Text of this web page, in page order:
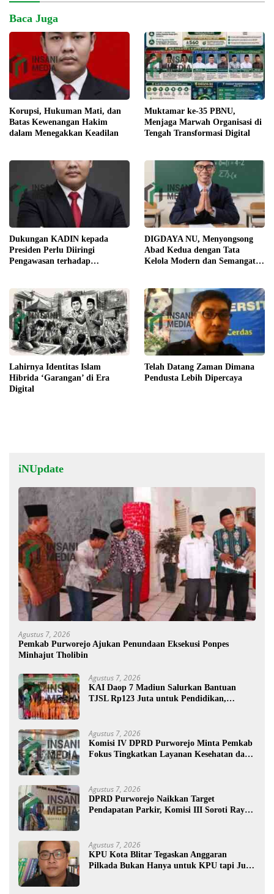
Baca Juga
Korupsi, Hukuman Mati, dan
Batas Kewenangan Hakim
dalam Menegakkan Keadilan
Muktamar ke-35 PBNU,
Menjaga Marwah Organisasi di
Tengah Transformasi Digital
Dukungan KADIN kepada
Presiden Perlu Diiringi
Pengawasan terhadap
DIGDAYA NU, Menyongsong
Abad Kedua dengan Tata
Kelola Modern dan Semangat
Lahirnya Identitas Islam
Hibrida ‘Garangan’ di Era
Digital
Telah Datang Zaman Dimana
Pendusta Lebih Dipercaya
iNUpdate
Agustus 7, 2026
Pemkab Purworejo Ajukan Penundaan Eksekusi Ponpes
Minhajut Tholibin
Agustus 7, 2026
KAI Daop 7 Madiun Salurkan Bantuan
TJSL Rp123 Juta untuk Pendidikan,
Agustus 7, 2026
Komisi IV DPRD Purworejo Minta Pemkab
Fokus Tingkatkan Layanan Kesehatan dan
Agustus 7, 2026
DPRD Purworejo Naikkan Target
Pendapatan Parkir, Komisi III Soroti Rayon
Agustus 7, 2026
KPU Kota Blitar Tegaskan Anggaran
Pilkada Bukan Hanya untuk KPU tapi Juga